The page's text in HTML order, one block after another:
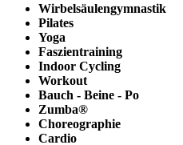
Wirbelsäulengymnastik
Pilates
Yoga
Faszientraining
Indoor Cycling
Workout
Bauch - Beine - Po
Zumba®
Choreographie
Cardio